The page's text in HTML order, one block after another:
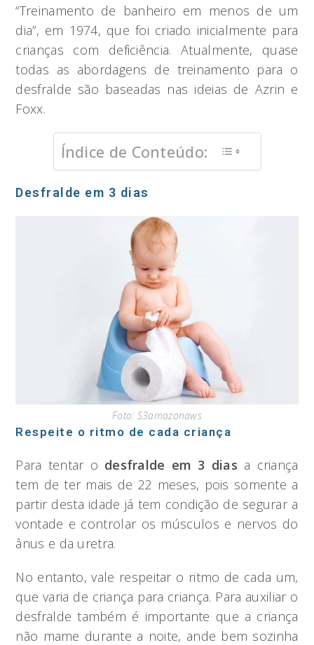
“Treinamento de banheiro em menos de um
dia”, em 1974, que foi criado inicialmente para
crianças com deficiência. Atualmente, quase
todas as abordagens de treinamento para o
desfralde são baseadas nas ideias de Azrin e
Foxx.
Índice de Conteúdo:
Desfralde em 3 dias
Foto: S3amazonaws
Respeite o ritmo de cada criança
Para tentar o desfralde em 3 dias a criança
tem de ter mais de 22 meses, pois somente a
partir desta idade já tem condição de segurar a
vontade e controlar os músculos e nervos do
ânus e da uretra.
No entanto, vale respeitar o ritmo de cada um,
que varia de criança para criança. Para auxiliar o
desfralde também é importante que a criança
não mame durante a noite, ande bem sozinha